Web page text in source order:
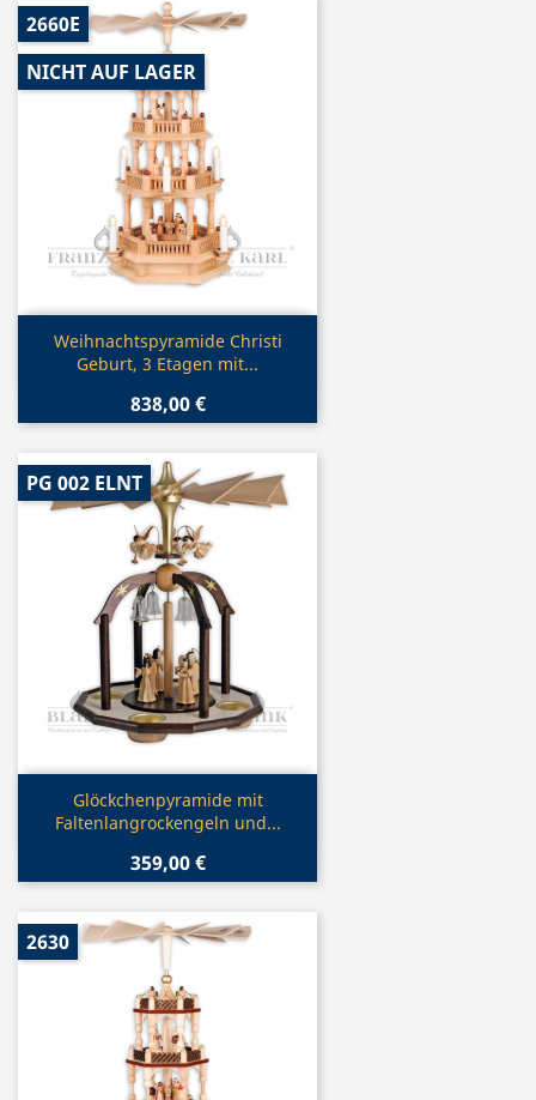
Vorschau
Weihnachtspyramide Christi
Geburt, 3 Etagen mit...
838,00 €
2660E
NICHT AUF LAGER
Vorschau
Glöckchenpyramide mit
Faltenlangrockengeln und...
359,00 €
PG 002 ELNT
2630